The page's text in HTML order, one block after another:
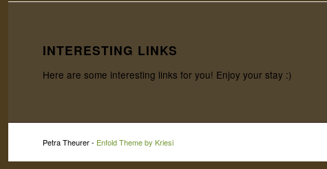
INTERESTING LINKS
Here are some interesting links for you! Enjoy your stay :)
Petra Theurer - Enfold Theme by Kriesi